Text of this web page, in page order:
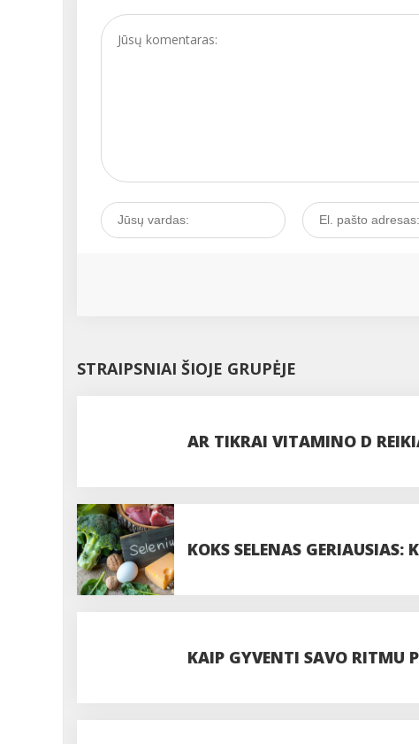
pasistengsiu papasakoti
STRAIPSNIAI ŠIOJE GRUPĖJE
AR TIKRAI VITAMINO D
KOKS SELENAS
KAIP GYVENTI SAVO RITMU